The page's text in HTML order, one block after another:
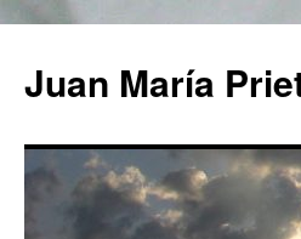
contenido
Juan María